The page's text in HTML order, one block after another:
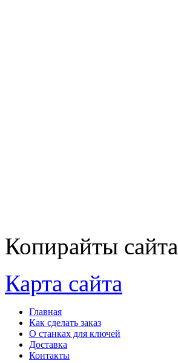
Копирайты сайта
Карта сайта
Главная
Как сделать заказ
О станках для ключей
Доставка
Контакты